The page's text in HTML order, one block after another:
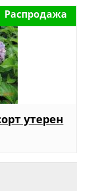
Распродажа
утерен